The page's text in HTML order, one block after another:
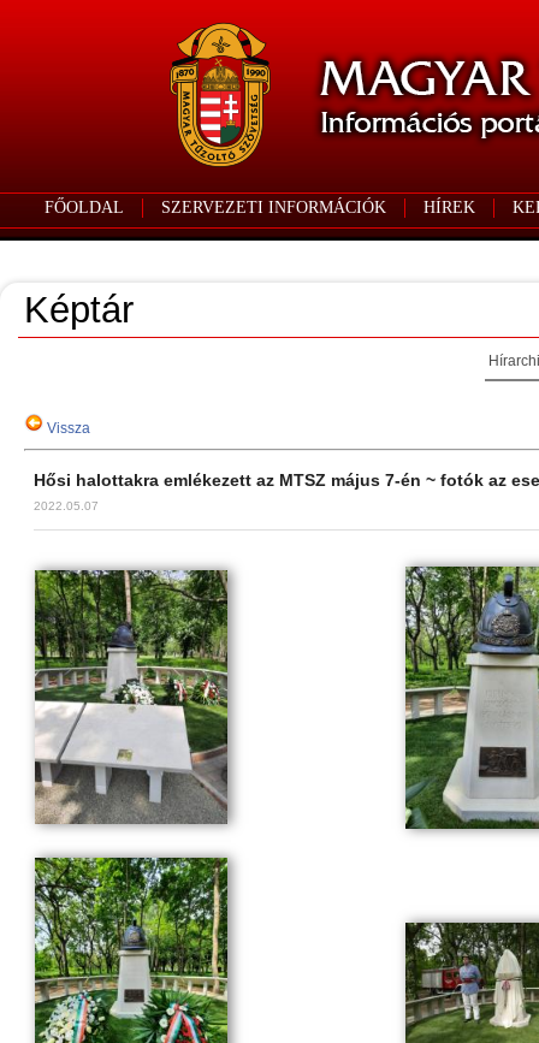
FŐOLDAL SZERVEZETI INFORMÁCIÓK HÍREK
Képtár
Vissza
Hősi halottakra emlékezett az MTSZ május 7-én ~ fotók az
2022.05.07